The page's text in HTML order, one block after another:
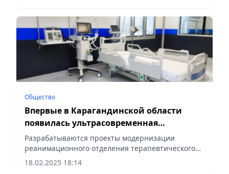
Общество
Впервые в Карагандинской области
появилась ультрасовременная
реанимация мирового стандарта
Разрабатываются проекты модернизации
реанимационного отделения терапевтического
центра, обновления перинатального центра,
сообщает Vecher.kz.
18.02.2025 18:14